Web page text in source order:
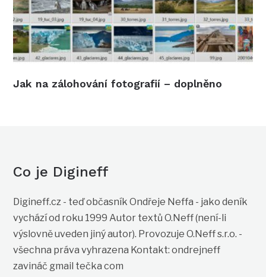
Jak na zálohování fotografií – doplněno
Co je Digineff
Digineff.cz - teď občasník Ondřeje Neffa - jako deník
vychází od roku 1999 Autor textů O.Neff (není-li
výslovně uveden jiný autor). Provozuje O.Neff s.r.o. -
všechna práva vyhrazena Kontakt: ondrejneff
zavináč gmail tečka com